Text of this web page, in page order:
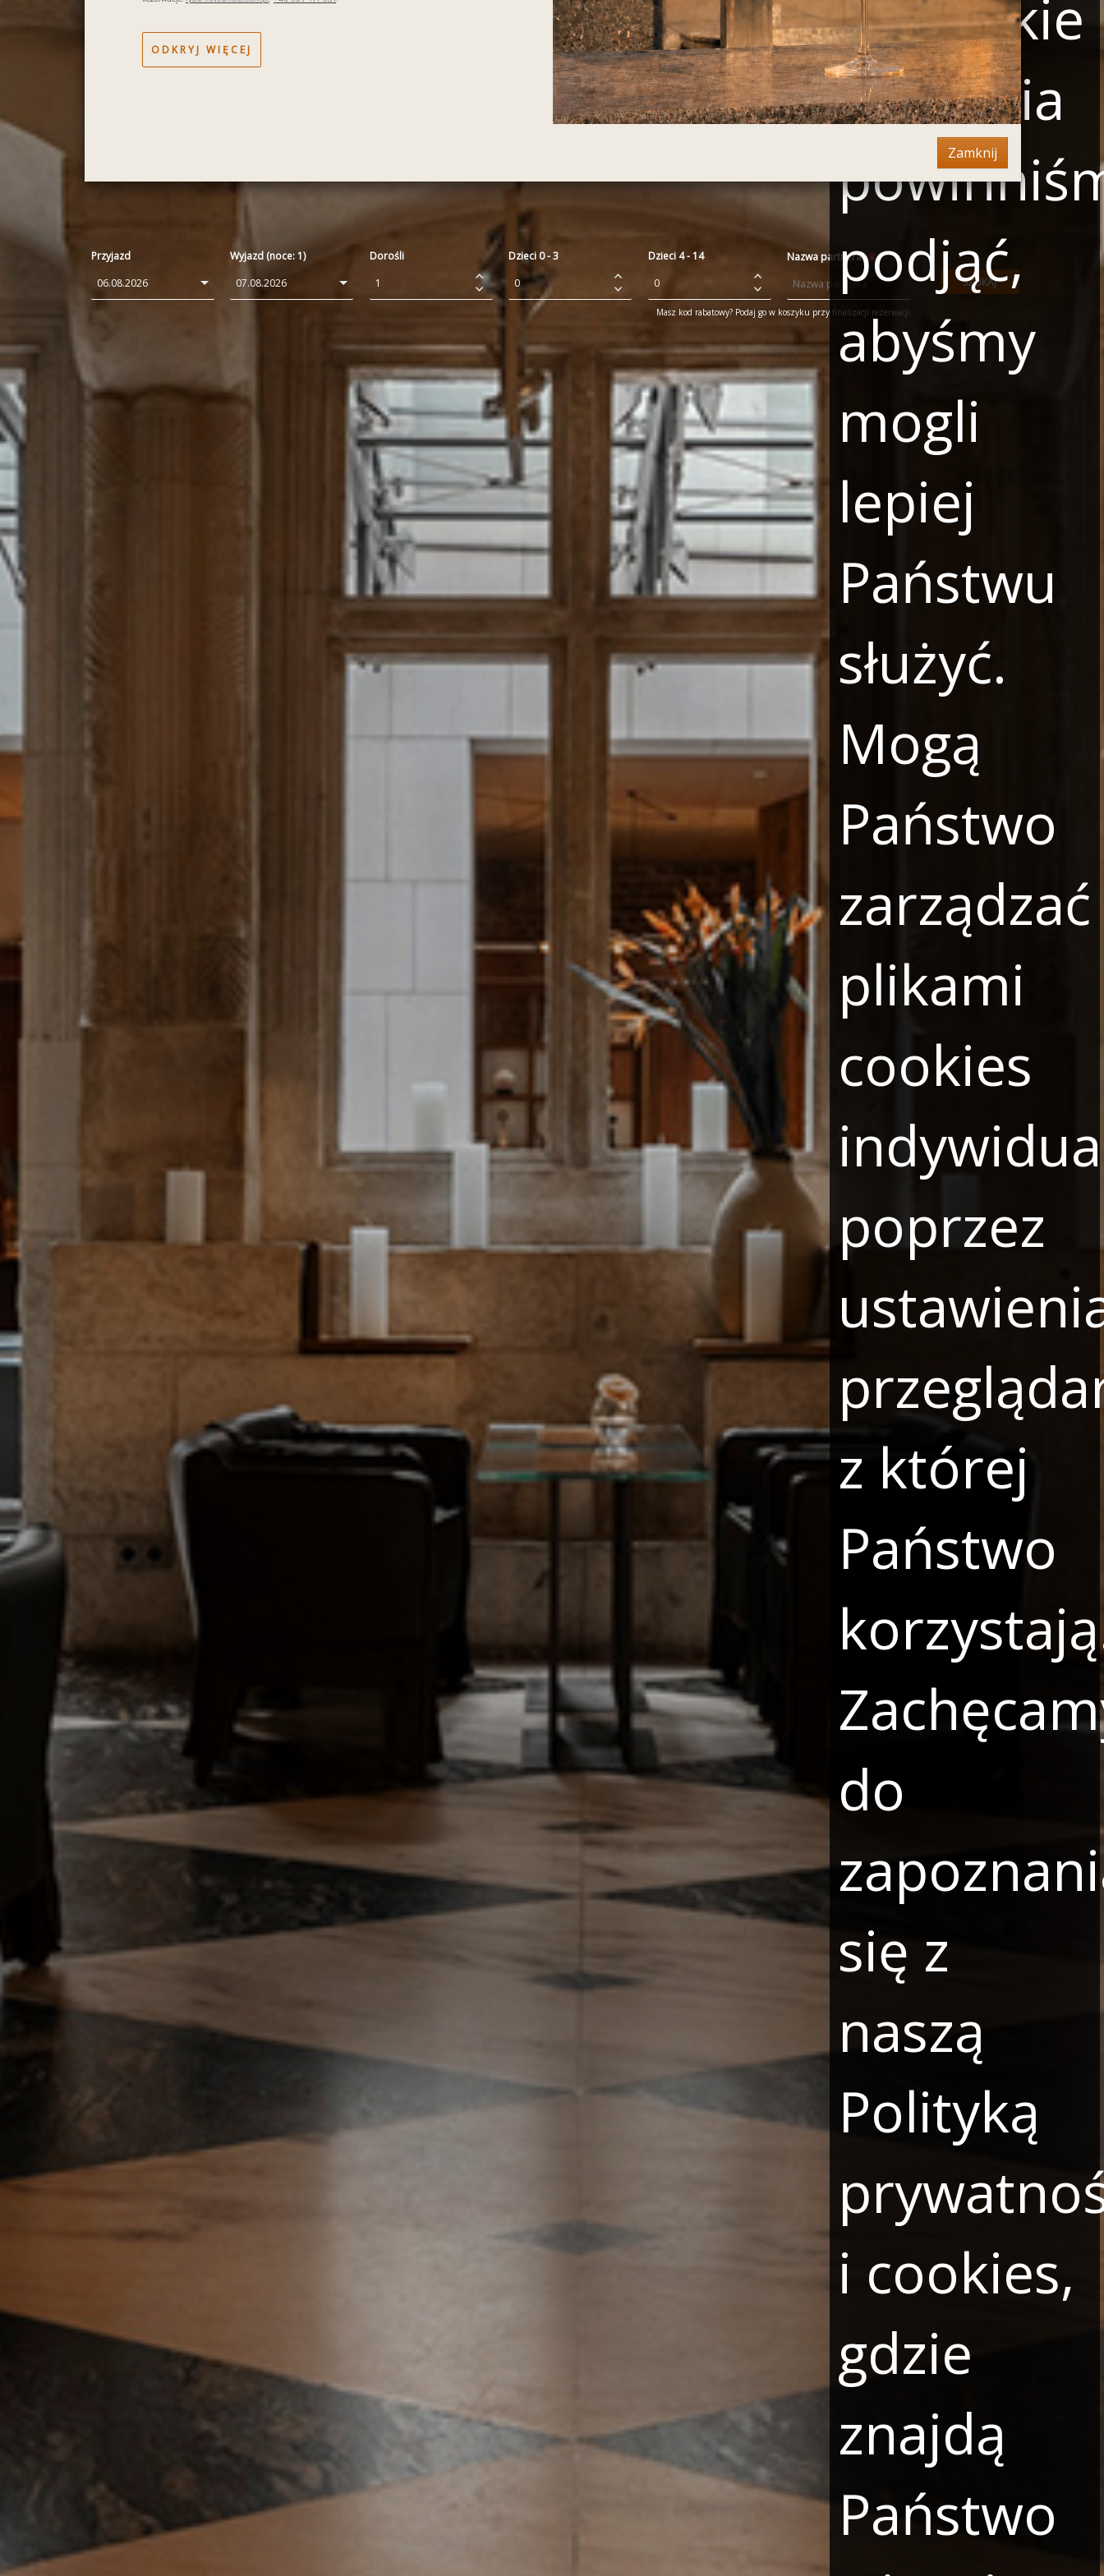
Przyjazd Wyjazd (noce:1) Dorośli Dzieci 0 - 3 Dzieci 4 - 14
Nazwa partnera
SZUKAJ
Masz kod rabatowy? Podaj go w koszyku przy finalizacji rezerwacji.
oraz jakie
działania
podjąć,
abyśmy
mogli
lepiej
Państwu
służyć.
Mogą
Państwo
zarządzać
plikami
cookies
poprzez
z której
Państwo
do
się z
naszą
Polityką
i cookies,
gdzie
znajdą
Państwo
ODKRYJ WIĘCEJ
Zamknij